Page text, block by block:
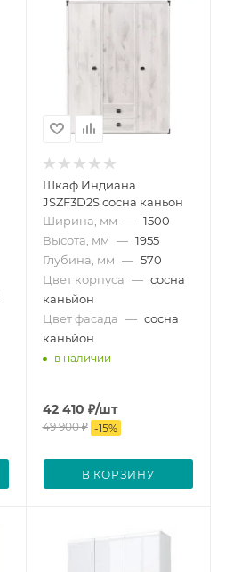
Шкаф Индиана
JSZF3D2S сосна каньон
Ширина, мм — 1500
Высота, мм — 1955
Глубина, мм — 570
Цвет корпуса — сосна
каньйон
Цвет фасада — сосна
каньйон
в наличии
42 410 ₽/шт
49 900₽ -15%
В КОРЗИНУ